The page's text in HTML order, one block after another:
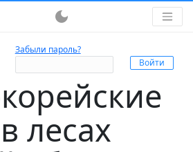
dark_mode
Забыли пароль?
лесах